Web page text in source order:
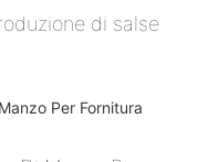
di salse